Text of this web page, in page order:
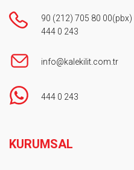
90 (212) 705 80 00(pbx)
444 0 243
info@kalekilit.com.tr
444 0 243
KURUMSAL